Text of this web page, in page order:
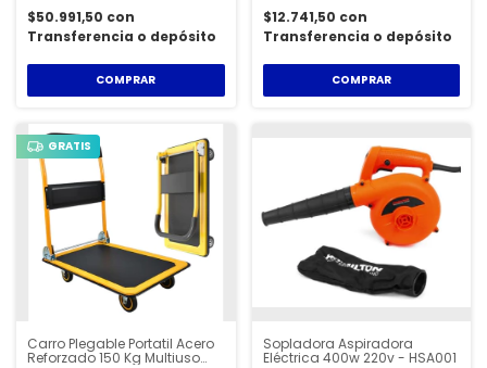
$50.991,50 con
Transferencia o depósito
$12.741,50 con
Transferencia o depósito
COMPRAR
GRATIS
Carro Plegable Portatil Acero
Reforzado 150 Kg Multiuso
Sopladora Aspiradora
Eléctrica 400w 220v - HSA001